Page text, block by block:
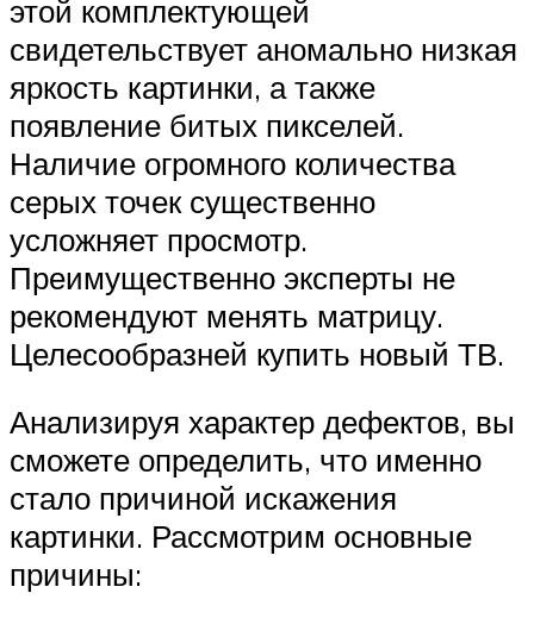
этой комплектующей
свидетельствует аномально низкая
яркость картинки, а также
появление битых пикселей.
Наличие огромного количества
серых точек существенно
усложняет просмотр.
Преимущественно эксперты не
рекомендуют менять матрицу.
Целесообразней купить новый ТВ.
Анализируя характер дефектов, вы
сможете определить, что именно
стало причиной искажения
картинки. Рассмотрим основные
причины: